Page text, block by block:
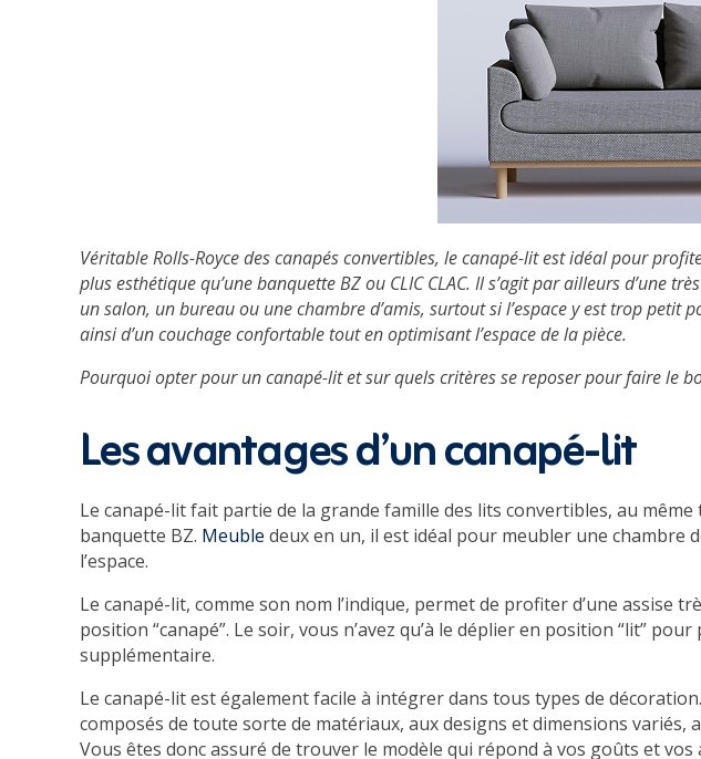
Véritable Rolls-Royce des canapés convertibles, le canapé-lit est idéal pour
plus esthétique qu’une banquette BZ ou CLIC CLAC. Il s’agit par ailleurs d’une
un salon, un bureau ou une chambre d’amis, surtout si l’espace y est trop petit
ainsi d’un couchage confortable tout en optimisant l’espace de la pièce.
Pourquoi opter pour un canapé-lit et sur quels critères se reposer pour faire le
Les avantages d’un canapé-lit
Le canapé-lit fait partie de la grande famille des lits convertibles, au même
banquette BZ. Meuble deux en un, il est idéal pour meubler une chambre
l’espace.
Le canapé-lit, comme son nom l’indique, permet de profiter d’une assise
position “canapé”. Le soir, vous n’avez qu’à le déplier en position “lit”
supplémentaire.
Le canapé-lit est également facile à intégrer dans tous types de
composés de toute sorte de matériaux, aux designs et dimensions variés,
Vous êtes donc assuré de trouver le modèle qui répond à vos goûts et vos